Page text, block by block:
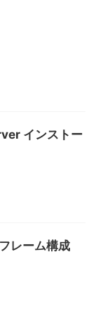
インストー
レーム構成